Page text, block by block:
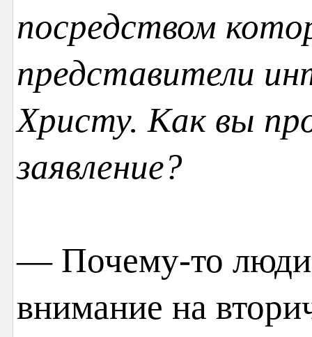
посредством
представители
Христу. Как вы
заявление?
— Почему-то люди
внимание на